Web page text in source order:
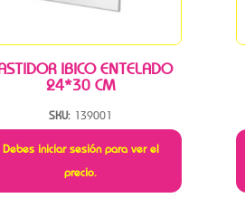
IBICO ENTELADO
24*30 CM
SKU: 139001
Debes iniciar sesión para ver el
precio.